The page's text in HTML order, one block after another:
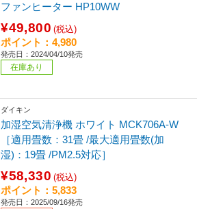
ファンヒーター HP10WW
¥49,800 (税込)
ポイント：4,980
発売日：2024/04/10発売
在庫あり
ダイキン
加湿空気清浄機 ホワイト MCK706A-W
［適用畳数：31畳 /最大適用畳数(加
湿)：19畳 /PM2.5対応］
¥58,330 (税込)
ポイント：5,833
発売日：2025/09/16発売